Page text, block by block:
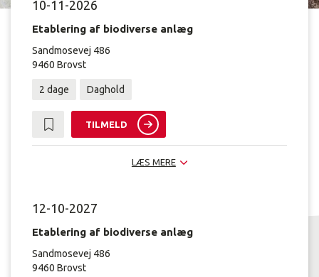
10-11-2026
Etablering af biodiverse anlæg
Sandmosevej 486
9460 Brovst
2 dage Daghold
TILMELD
LÆS MERE
12-10-2027
Etablering af biodiverse anlæg
Sandmosevej 486
9460 Brovst